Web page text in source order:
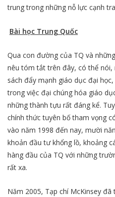
trung trong những nỗ lực cạnh
Bài học Trung Quốc
Qua con đường của TQ và
nêu tóm tắt trên đây, có thể nói,
sách đẩy mạnh giáo dục đại
trong việc đại chúng hóa giáo
những thành tựu rất đáng kể.
chính thức tuyên bố tham vọng
vào năm 1998 đến nay, mười
khoản đầu tư khổng lồ, khoảng
hàng đầu của TQ với những
rất xa.
Năm 2005, Tạp chí McKinsey